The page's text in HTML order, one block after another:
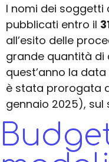
I nomi dei
pubblicati entro il
all’esito delle
grande quantità di
quest’anno la
è stata prorogata
gennaio 2025), sul